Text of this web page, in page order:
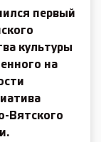
первый
культуры
на
Вятского